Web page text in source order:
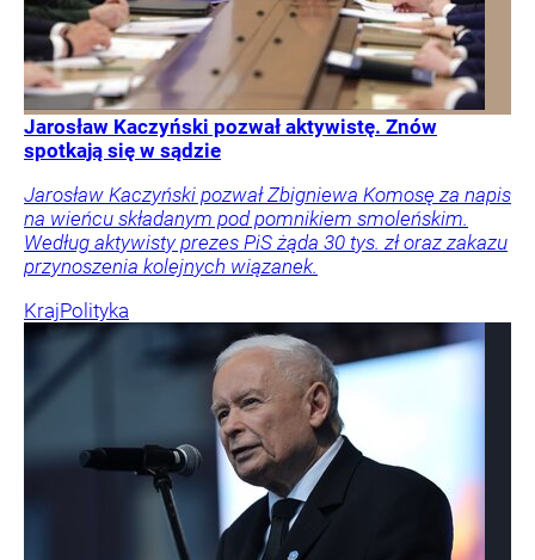
Jarosław Kaczyński pozwał aktywistę. Znów
spotkają się w sądzie
Jarosław Kaczyński pozwał Zbigniewa Komosę za napis
na wieńcu składanym pod pomnikiem smoleńskim.
Według aktywisty prezes PiS żąda 30 tys. zł oraz zakazu
przynoszenia kolejnych wiązanek.
KrajPolityka